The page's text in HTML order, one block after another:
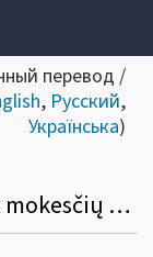
перевод /
, Русский,
Українська)
Informacinis pranešimas dėl LR mokesčių administravimo įstatymo ir kitų teisės aktų pakeitimo